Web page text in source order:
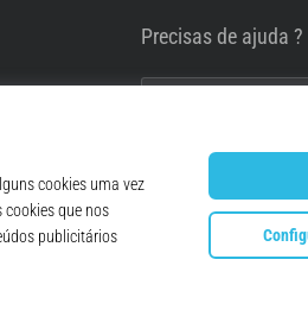
Precisas de ajuda ?